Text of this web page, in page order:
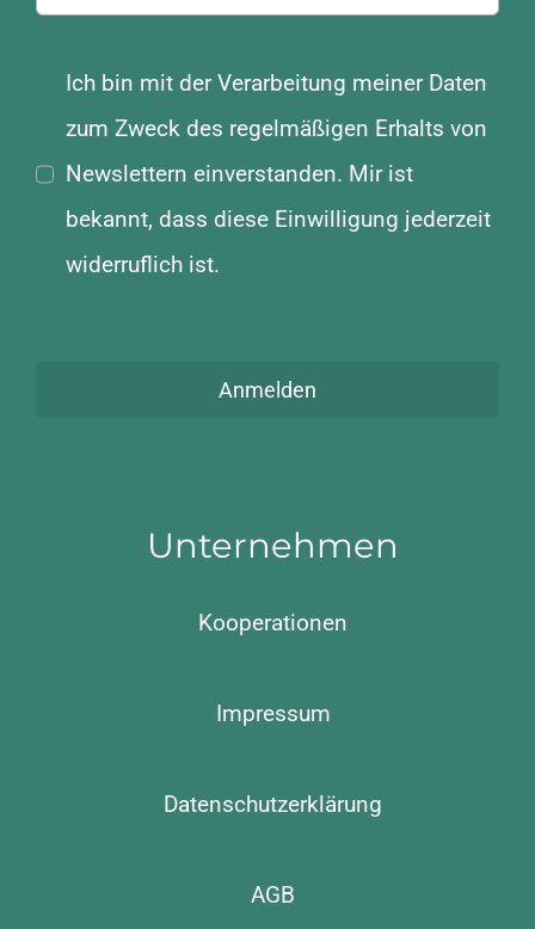
Ich bin mit der Verarbeitung meiner Daten
zum Zweck des regelmäßigen Erhalts von
Newslettern einverstanden. Mir ist
bekannt, dass diese Einwilligung jederzeit
widerruflich ist.
Anmelden
Unternehmen
Kooperationen
Impressum
Datenschutzerklärung
AGB